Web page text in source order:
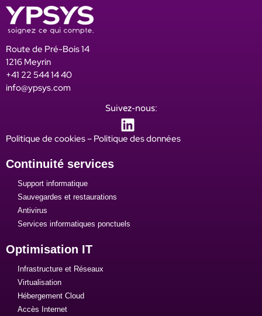
Route de Pré-Bois 14
1216 Meyrin
+41 22 544 14 40
info@ypsys.com
Suivez-nous:
Politique de cookies– Politique des données
Continuité services
Support informatique
Sauvegardes et restaurations
Antivirus
Services informatiques ponctuels
Optimisation IT
Infrastructure et Réseaux
Virtualisation
Hébergement Cloud
Accès Internet